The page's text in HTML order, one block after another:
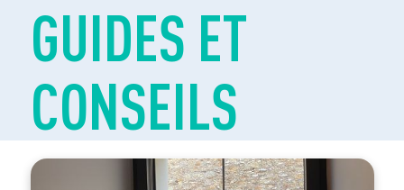
GUIDES ET
CONSEILS